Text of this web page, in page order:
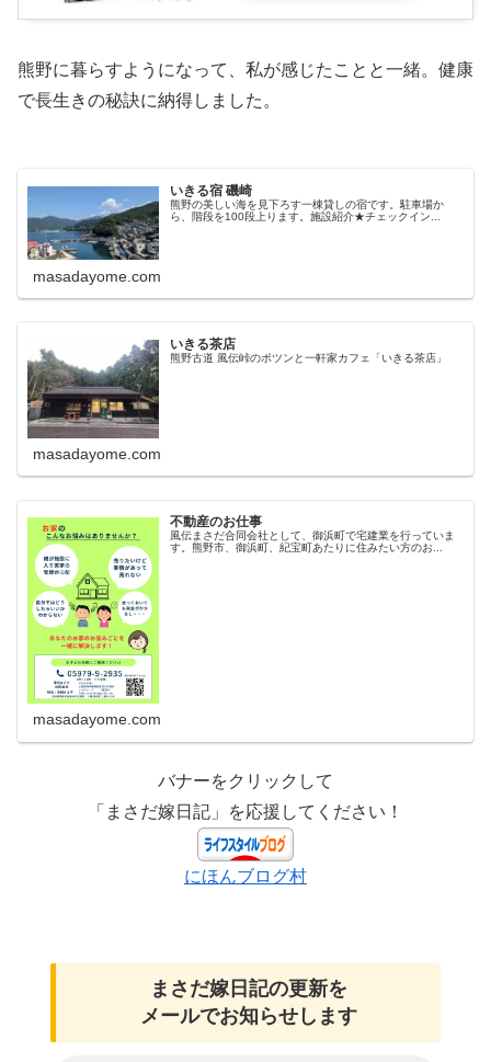
熊野に暮らすようになって、私が感じたことと一緒。健康
で長生きの秘訣に納得しました。
いきる宿 磯崎
熊野の美しい海を見下ろす一棟貸しの宿です。駐車場か
ら、階段を100段上ります。施設紹介★チェックイン...
masadayome.com
いきる茶店
熊野古道 風伝峠のポツンと一軒家カフェ「いきる茶店」
masadayome.com
不動産のお仕事
風伝まさだ合同会社として、御浜町で宅建業を行っていま
す。熊野市、御浜町、紀宝町あたりに住みたい方のお...
masadayome.com
バナーをクリックして
「まさだ嫁日記」を応援してください！
にほんブログ村
まさだ嫁日記の更新を
メールでお知らせします